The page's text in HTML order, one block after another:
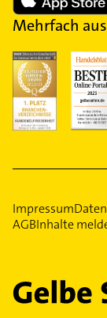
Mehrfach
Impressum
AGBInhalte